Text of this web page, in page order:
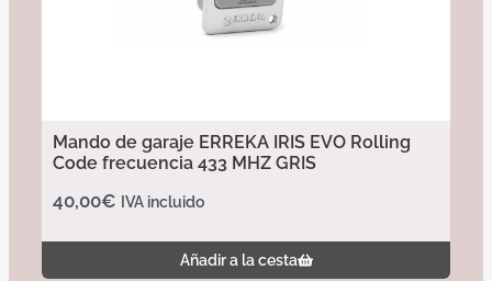
Mando de garaje ERREKA IRIS EVO Rolling
Code frecuencia 433 MHZ GRIS
40,00€ IVA incluido
Añadir a la cesta